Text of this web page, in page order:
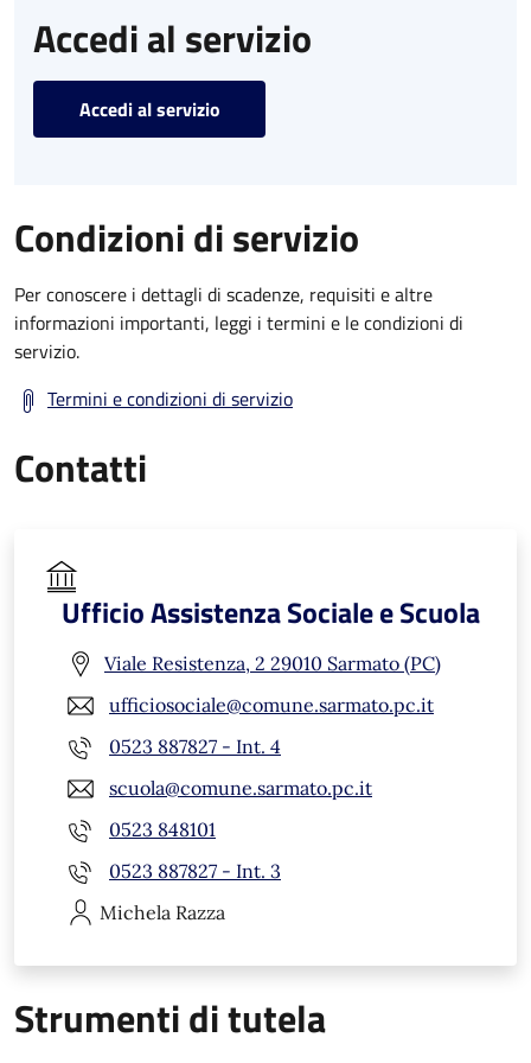
Accedi al servizio
Accedi al servizio
Condizioni di servizio
Per conoscere i dettagli di scadenze, requisiti e altre
informazioni importanti, leggi i termini e le condizioni di
servizio.
Termini e condizioni di servizio
Contatti
Ufficio Assistenza Sociale e Scuola
Viale Resistenza, 2 29010 Sarmato (PC)
ufficiosociale@comune.sarmato.pc.it
0523 887827 - Int. 4
scuola@comune.sarmato.pc.it
0523 848101
0523 887827 - Int. 3
Michela Razza
Strumenti di tutela